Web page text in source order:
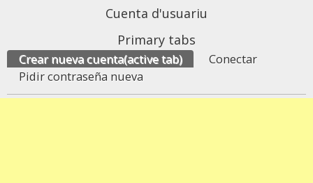
Cuenta d'usuariu
Primary tabs
Crear nueva cuenta(active tab)
Conectar
Pidir contraseña nueva